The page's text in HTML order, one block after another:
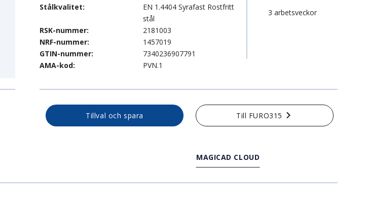
Stålkvalitet:
EN 1.4404 Syrafast Rostfritt
stål
RSK-nummer:
2181003
NRF-nummer:
1457019
GTIN-nummer:
7340236907791
AMA-kod:
PVN.1
3 arbetsveckor
Tillval och spara Till FURO315
MAGICAD CLOUD